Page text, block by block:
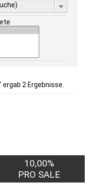
ergab 2 Ergebnisse.
10,00%
PRO SALE